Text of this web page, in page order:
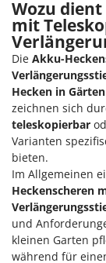
Wozu
mit
Die Akku-
Hecken in
zeichnen sich
teleskopierbar
Varianten
bieten.
Im Allgemeinen
Heckenscheren
und
kleinen Garten
während für